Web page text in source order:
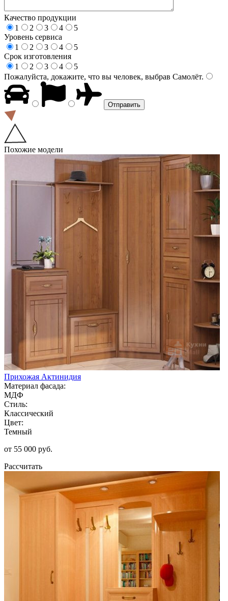
Качество продукции
1
2 3 4
5
Уровень сервиса
1
2 3 4
5
Срок изготовления
1
2 3 4
5
Пожалуйста, докажите, что вы человек, выбрав Самолёт.
Похожие модели
Прихожая Актинидия
Материал фасада:
МДФ
Стиль:
Классический
Цвет:
Темный
от 55 000 руб.
Рассчитать